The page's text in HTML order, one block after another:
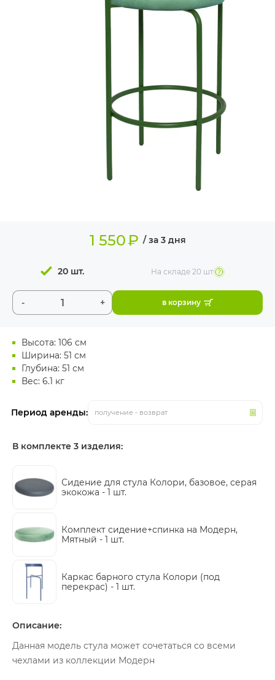
Высота: 106 см
Ширина: 51 см
Глубина: 51 см
Вес: 6.1 кг
Период аренды: получение - возврат
1 550₽ / за 3 дня
- +
20 шт. На складе 20 шт
в корзину
В комплекте 3 изделия:
Сидение для стула Колори, базовое, серая
экокожа - 1 шт.
Комплект сидение+спинка на Модерн,
Мятный - 1 шт.
Каркас барного стула Колори (под
перекрас) - 1 шт.
Описание:
Данная модель стула может сочетаться со всеми
чехлами из коллекции Модерн